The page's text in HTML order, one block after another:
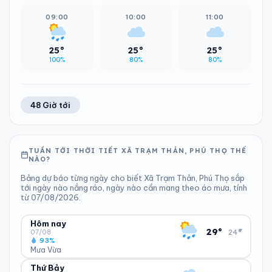
09:00
25°
100%
10:00
25°
80%
11:00
25°
80%
48 Giờ tới
TUẦN TỚI THỜI TIẾT XÃ TRẠM THẢN, PHÚ THỌ THẾ
NÀO?
Bảng dự báo từng ngày cho biết Xã Trạm Thản, Phú Thọ sắp
tới ngày nào nắng ráo, ngày nào cần mang theo áo mưa, tính
từ 07/08/2026.
Hôm nay
07/08
Mưa Vừa
93%
29° 24°
▾
ĐỘ ẨM
Thứ Bảy